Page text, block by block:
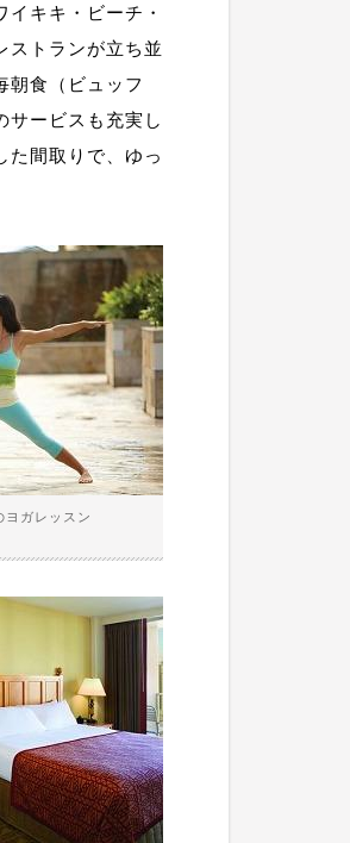
キキ・ビーチ・
ストランが立ち並
朝食（ビュッフ
サービスも充実し
た間取りで、ゆっ
ヨガレッスン